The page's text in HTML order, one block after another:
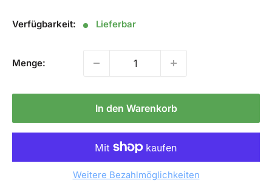
Verfügbarkeit: Lieferbar
Menge:
In den Warenkorb
Weitere Bezahlmöglichkeiten